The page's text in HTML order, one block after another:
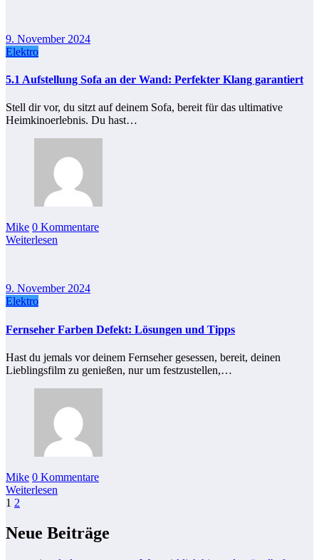
9. November 2024
Elektro
5.1 Aufstellung Sofa an der Wand: Perfekter Klang garantiert
Stell dir vor, du sitzt auf deinem Sofa, bereit für das ultimative
Heimkinoerlebnis. Du hast…
Mike 0 Kommentare
Weiterlesen
9. November 2024
Elektro
Fernseher Farben Defekt: Lösungen und Tipps
Hast du jemals vor deinem Fernseher gesessen, bereit, deinen
Lieblingsfilm zu genießen, nur um festzustellen,…
Mike 0 Kommentare
Weiterlesen
Seitennummerierung
der
Beiträge
1 2
Neue Beiträge